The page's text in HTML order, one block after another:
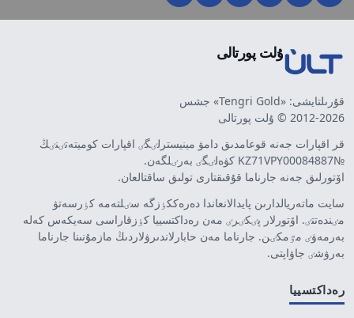
ۇلت پورتالى
قۇرىلتايشى: «Tengri Gold» جشس
2012-2026 © ۇلت پورتالى
قر اقپارات جەنە قوعامدىق دامۋ مينيسترلٸگٸ اقپارات كوميتەتٸنٸڭ
№KZ71VPY00084887 كۋەلٸگٸ بەرٸلگەن.
اۆتورلىق جەنە جارناما قۇقىقتارى تولىق ساقتالعان.
سايت ماتەريالدارىن پايدالانعاندا دەرەككٶزگە سٸلتەمە كٶرسەتۋ
مٸندەتتٸ. اۆتورلار پٸكٸرٸ مەن رەداكتسييا كٶزقاراسى سەيكەس كەلە
بەرمەۋٸ مٷمكٸن. جارناما مەن حابارلاندىرۋلاردىڭ مازمۇنىنا جارناما
بەرۋشٸ جاۋاپتى.
رەداكتسييا